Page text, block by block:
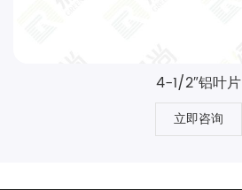
4-1/2″铝叶片
立即咨询